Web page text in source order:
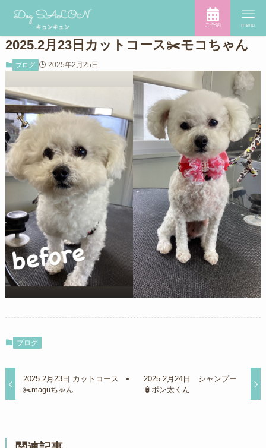
ご予約 menu
2025.2月23日カットコース✂️モコちゃん
ブログ 2025年2月25日
ブログ
2025.2月23日 カットコース
✂️maguちゃん
2025.2月24日 シャンプー
🧴ポン太くん